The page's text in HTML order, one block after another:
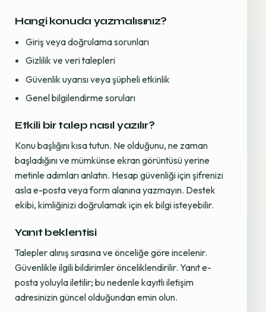
Hangi konuda yazmalısınız?
Giriş veya doğrulama sorunları
Gizlilik ve veri talepleri
Güvenlik uyarısı veya şüpheli etkinlik
Genel bilgilendirme soruları
Etkili bir talep nasıl yazılır?
Konu başlığını kısa tutun. Ne olduğunu, ne zaman
başladığını ve mümkünse ekran görüntüsü yerine
metinle adımları anlatın. Hesap güvenliği için şifrenizi
asla e-posta veya form alanına yazmayın. Destek
ekibi, kimliğinizi doğrulamak için ek bilgi isteyebilir.
Yanıt beklentisi
Talepler alınış sırasına ve önceliğe göre incelenir.
Güvenlikle ilgili bildirimler önceliklendirilir. Yanıt e-
posta yoluyla iletilir; bu nedenle kayıtlı iletişim
adresinizin güncel olduğundan emin olun.